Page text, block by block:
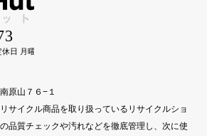
原山７６−１
サイクル商品を取り扱っているリサイクルショ
品質チェックや汚れなどを徹底管理し、次に使